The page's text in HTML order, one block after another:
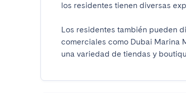
los residentes tienen diversas
Los residentes también pueden
comerciales como Dubai Marina
una variedad de tiendas y